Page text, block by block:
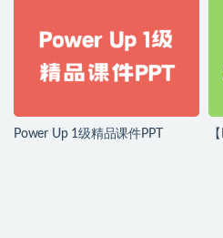
Power Up 1级精品课件PPT